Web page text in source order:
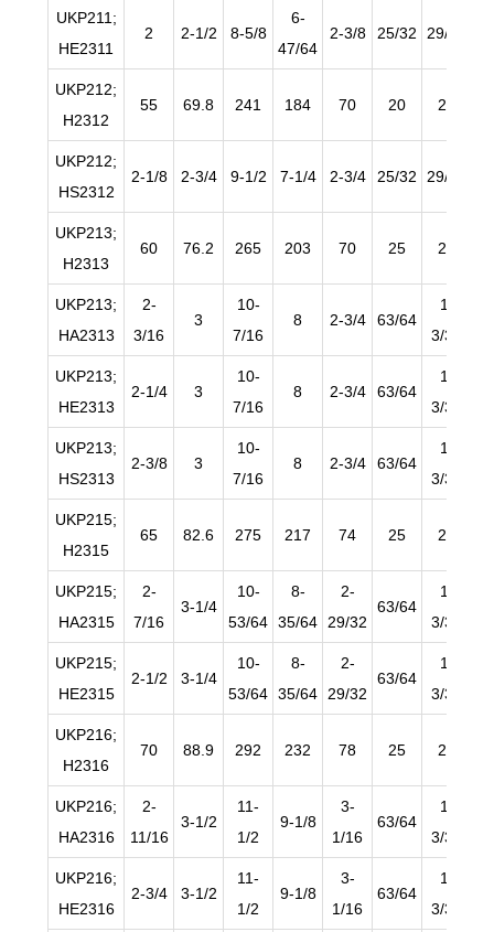
UKP211;
HE2311
2 2-1/2 8-5/8
6-
47/64
2-3/8 25/32 29/32
UKP212;
H2312
55 69.8 241 184 70 20 23
UKP212;
HS2312
2-1/8 2-3/4 9-1/2 7-1/4 2-3/4 25/32 29/32
UKP213;
H2313
60 76.2 265 203 70 25 28
UKP213;
HA2313
2-
3/16
3
10-
7/16
8 2-3/4 63/64
1-
3/32
UKP213;
HE2313
2-1/4 3
10-
7/16
8 2-3/4 63/64
1-
3/32
UKP213;
HS2313
2-3/8 3
10-
7/16
8 2-3/4 63/64
1-
3/32
UKP215;
H2315
65 82.6 275 217 74 25 28
UKP215;
HA2315
2-
7/16
3-1/4
10-
53/64
8-
35/64
2-
29/32
63/64
1-
3/32
UKP215;
HE2315
2-1/2 3-1/4
10-
53/64
8-
35/64
2-
29/32
63/64
1-
3/32
UKP216;
H2316
70 88.9 292 232 78 25 28
UKP216;
HA2316
2-
11/16
3-1/2
11-
1/2
9-1/8
3-
1/16
63/64
1-
3/32
UKP216;
HE2316
2-3/4 3-1/2
11-
1/2
9-1/8
3-
1/16
63/64
1-
3/32